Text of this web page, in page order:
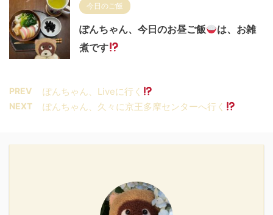
今日のご飯
ぽんちゃん、今日のお昼ご飯
は、お雑
煮です
PREV ぽんちゃん、Liveに行く
NEXT ぽんちゃん、久々に京王多摩センターへ行く